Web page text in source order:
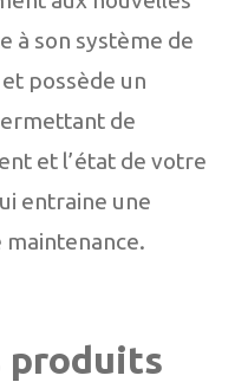
à son système de
possède un
de
et l’état de votre
entraine une
maintenance.
produits